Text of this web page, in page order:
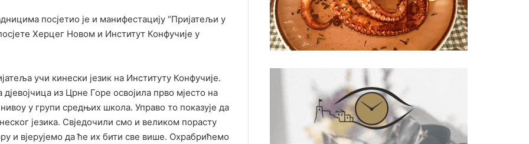
посјетио је и манифестацију “Пријатељи у
Херцег Новом и Институт Конфучије у
учи кинески језик на Институту Конфучије.
из Црне Горе освојила прво мјесто на
у групи средњих школа. Управо то показује да
језика. Свједочили смо и великом порасту
и вјерујемо да ће их бити све више. Охрабрићемо